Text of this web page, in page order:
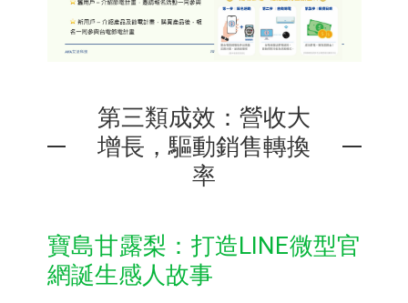
第三類成效：營收大
增長，驅動銷售轉換
率
寶島甘露梨：打造LINE微型官
網誕生感人故事